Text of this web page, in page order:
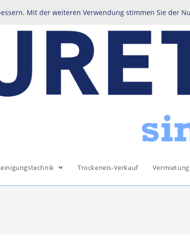
Trockeneis-Verkauf
Mit der weiteren Verwendung stimmen Sie der